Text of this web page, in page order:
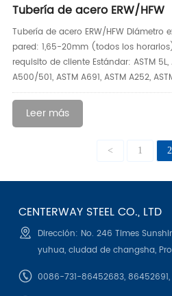
Tubería de acero ERW/HFW
Tubería de acero ERW/HFW Diámetro
pared: 1,65-20mm (todos los
requisito de cliente Estándar: ASTM 5L,
A500/501, ASTM A691, ASTM A252,
Leer más
< 1 2
CENTERWAY STEEL CO., LTD
Dirección: No. 246 Times
yuhua, ciudad de changsha,
0086-731-86452683,